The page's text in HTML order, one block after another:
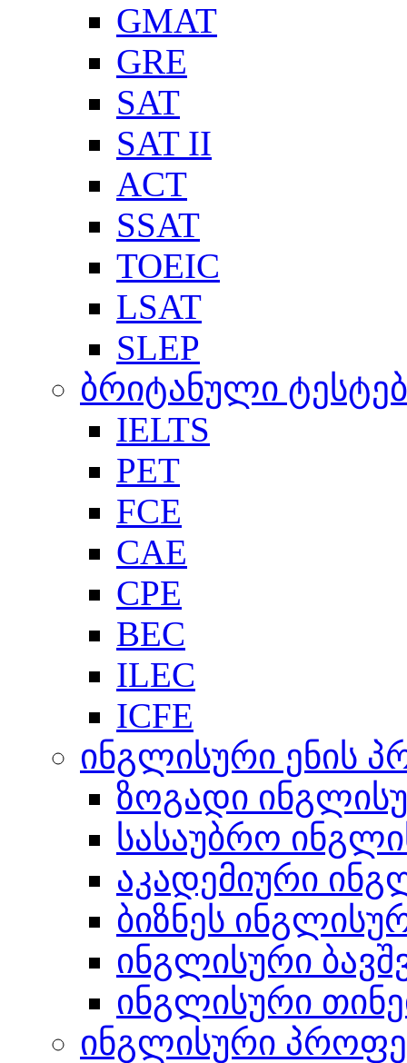
GMAT
GRE
SAT
SAT II
ACT
SSAT
TOEIC
LSAT
SLEP
ბრიტანული
IELTS
PET
FCE
CAE
CPE
BEC
ILEC
ICFE
ინგლისური ენის
ზოგადი
სასაუბრო
აკადემიური
ბიზნეს
ინგლისური
ინგლისური
ინგლისური